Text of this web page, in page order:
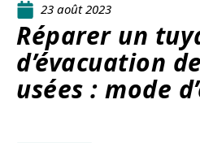
23 août 2023
Réparer un
d’évacuation
usées : mode